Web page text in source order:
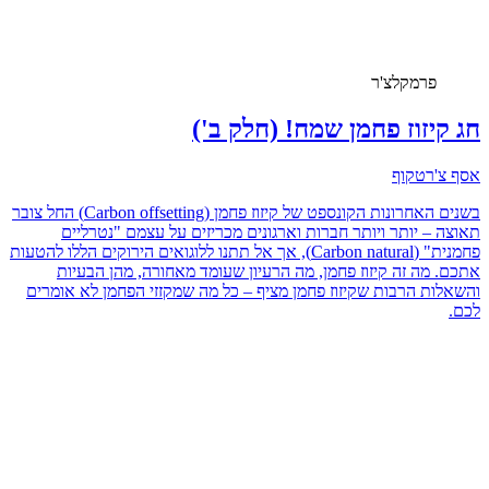
פרמקלצ'ר
חג קיזוז פחמן שמח! (חלק ב')
אסף צ'רטקוף
בשנים האחרונות הקונספט של קיזוז פחמן (Carbon offsetting) החל צובר
תאוצה – יותר ויותר חברות וארגונים מכריזים על עצמם "נטרליים
פחמנית" (Carbon natural), אך אל תתנו ללוגואים הירוקים הללו להטעות
אתכם. מה זה קיזוז פחמן, מה הרעיון שעומד מאחורה, מהן הבעיות
והשאלות הרבות שקיזוז פחמן מציף – כל מה שמקזזי הפחמן לא אומרים
לכם.